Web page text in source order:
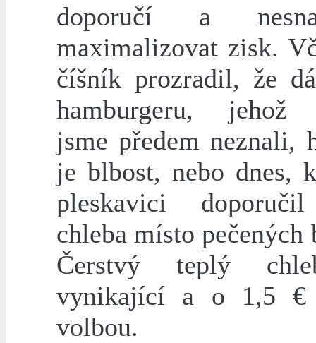
doporučí a
maximalizovat zisk.
číšník prozradil, že
hamburgeru, jehož
jsme předem neznali,
je blbost, nebo dnes,
pleskavici
chleba místo pečených
Čerstvý teplý
vynikající a o 1,5 €
volbou.